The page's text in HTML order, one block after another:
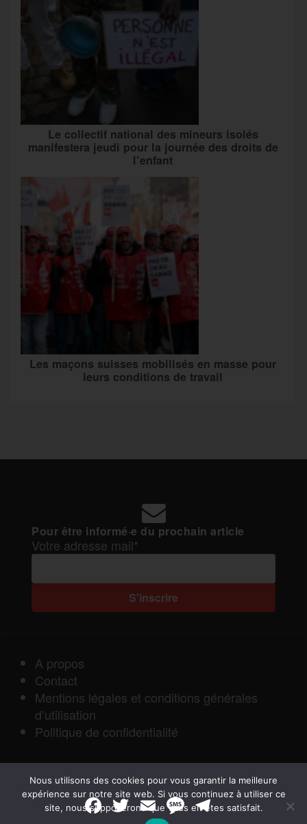
Le collectif national des mineurs isolés
manifestera jeudi pour la journée des droits de
l’enfant
Les maçons suisses mobilisés en masse pour
leurs conditions de travail
Pour être informé·e du prochain article
Votre adresse mail*
A propos
Contact
Mentions légales et conditions générales
d’utilisation
Politique de confidentialité
Rapports de Force|
F
a
T
w
E
m
M
e
T
e
Nous utilisons des cookies pour vous garantir la meilleure
expérience sur notre site web. Si vous continuez à utiliser ce
site, nous supposerons que vous en êtes satisfait.